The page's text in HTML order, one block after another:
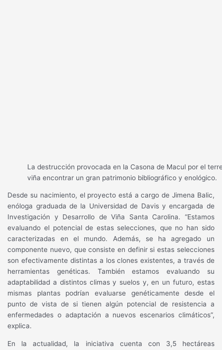
La destrucción provocada en la Casona de Macul por el
viña encontrar un gran patrimonio bibliográfico y enológico.
Desde su nacimiento, el proyecto está a cargo de Jimena Balic,
enóloga graduada de la Universidad de Davis y encargada de
Investigación y Desarrollo de Viña Santa Carolina. “Estamos
evaluando el potencial de estas selecciones, que no han sido
caracterizadas en el mundo. Además, se ha agregado un
componente nuevo, que consiste en definir si estas selecciones
son efectivamente distintas a los clones existentes, a través de
herramientas genéticas. También estamos evaluando su
adaptabilidad a distintos climas y suelos y, en un futuro, estas
mismas plantas podrían evaluarse genéticamente desde el
punto de vista de si tienen algún potencial de resistencia a
enfermedades o adaptación a nuevos escenarios climáticos”,
explica.
En la actualidad, la iniciativa cuenta con 3,5 hectáreas